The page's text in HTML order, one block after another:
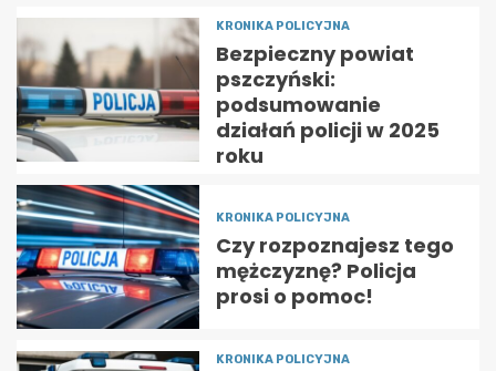
KRONIKA POLICYJNA
Bezpieczny powiat
pszczyński:
podsumowanie
działań policji w 2025
roku
KRONIKA POLICYJNA
Czy rozpoznajesz tego
mężczyznę? Policja
prosi o pomoc!
KRONIKA POLICYJNA